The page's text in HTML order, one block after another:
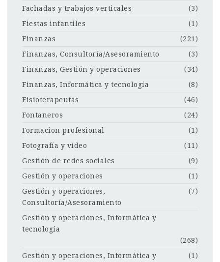
Fachadas y trabajos verticales
(3)
Fiestas infantiles
(1)
Finanzas
(221)
Finanzas, Consultoría/Asesoramiento
(3)
Finanzas, Gestión y operaciones
(34)
Finanzas, Informática y tecnología
(8)
Fisioterapeutas
(46)
Fontaneros
(24)
Formacion profesional
(1)
Fotografía y vídeo
(11)
Gestión de redes sociales
(9)
Gestión y operaciones
(1)
Gestión y operaciones,
Consultoría/Asesoramiento
(7)
Gestión y operaciones, Informática y
tecnología
(268)
Gestión y operaciones, Informática y
(1)